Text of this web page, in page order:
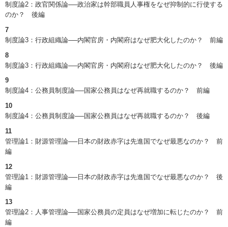
制度論2：政官関係論──政治家は幹部職員人事権をなぜ抑制的に行使する
のか？ 後編
7
制度論3：行政組織論──内閣官房・内閣府はなぜ肥大化したのか？ 前編
8
制度論3：行政組織論──内閣官房・内閣府はなぜ肥大化したのか？ 後編
9
制度論4：公務員制度論──国家公務員はなぜ再就職するのか？ 前編
10
制度論4：公務員制度論──国家公務員はなぜ再就職するのか？ 後編
11
管理論1：財源管理論──日本の財政赤字は先進国でなぜ最悪なのか？ 前
編
12
管理論1：財源管理論──日本の財政赤字は先進国でなぜ最悪なのか？ 後
編
13
管理論2：人事管理論──国家公務員の定員はなぜ増加に転じたのか？ 前
編